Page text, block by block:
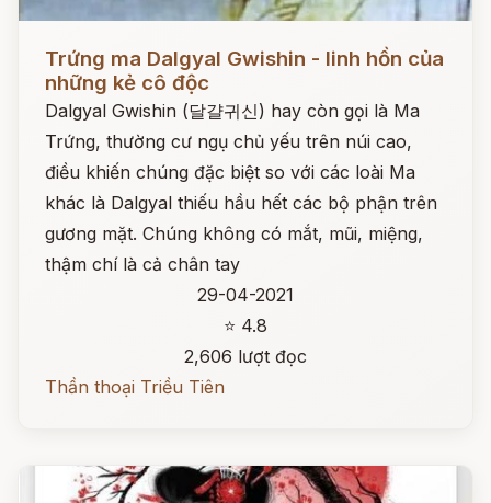
Trứng ma Dalgyal Gwishin - linh hồn của
những kẻ cô độc
Dalgyal Gwishin (달걀귀신) hay còn gọi là Ma
Trứng, thường cư ngụ chủ yếu trên núi cao,
điều khiến chúng đặc biệt so với các loài Ma
khác là Dalgyal thiếu hầu hết các bộ phận trên
gương mặt. Chúng không có mắt, mũi, miệng,
thậm chí là cả chân tay
29-04-2021
⭐ 4.8
2,606 lượt đọc
Thần thoại Triều Tiên